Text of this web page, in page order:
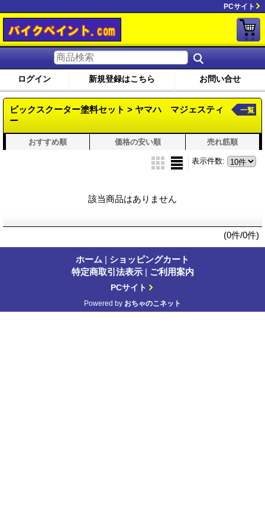
PCサイト
ログイン 新規登録はこちら お問い合せ
ビックスクーター塗料セット > ヤマハ マジェスティ
ー
一覧
おすすめ順 価格の安い順 売れ筋順
表示件数:
該当商品はありません
(0件/0件)
ホーム | ショッピングカート
特定商取引法表示 | ご利用案内
PCサイト
Powered by おちゃのこネット